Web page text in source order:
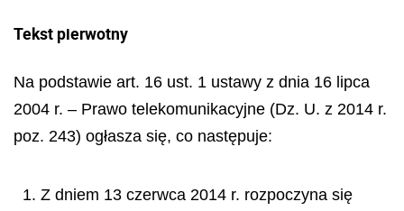
Tekst pierwotny
Na podstawie art. 16 ust. 1 ustawy z dnia 16 lipca
2004 r. – Prawo telekomunikacyjne (Dz. U. z 2014 r.
poz. 243) ogłasza się, co następuje:
1. Z dniem 13 czerwca 2014 r. rozpoczyna się